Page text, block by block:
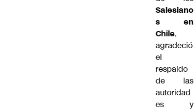
Salesiano
s en
Chile,
agradeció
el
respaldo
de las
autoridad
es y